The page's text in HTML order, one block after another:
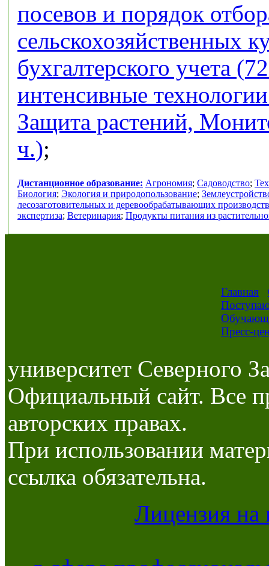
посевов и порядок
сельскохозяйственных
бухгалтерского учета
интенсивные
Защита растений,
ч.);
Дистанционное образование: Агрономия; Садоводство;
Биология; Экология и природопользование;
лесозаготовительных и деревообрабатывающих производств
экспертиза; Ветеринария; Продукты питания из
Главная
Пресс-
университет Северного
Официальный сайт. Все
авторских правах.
При использовании
ссылка обязательна.
Лицензия на